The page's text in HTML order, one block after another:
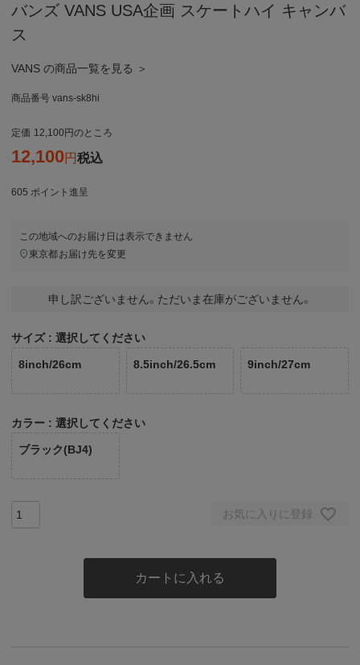
バンズ VANS USA企画 スケートハイ キャンバ
ス
VANS の商品一覧を見る ＞
商品番号 vans-sk8hi
定価 12,100 のところ
12,100 税込
605 ポイント進呈
この地域へのお届け日は表示できません
東京都お届け先を変更
申し訳ございません。ただいま在庫がございません。
サイズ 選択してください
8inch/26cm 8.5inch/26.5cm 9inch/27cm
カラー 選択してください
ブラック(BJ4)
お気に入りに登録
カートに入れる